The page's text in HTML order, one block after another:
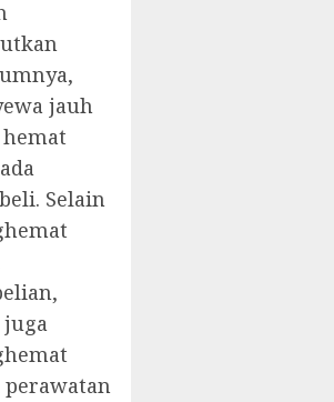
jauh
Selain
juga
perawatan